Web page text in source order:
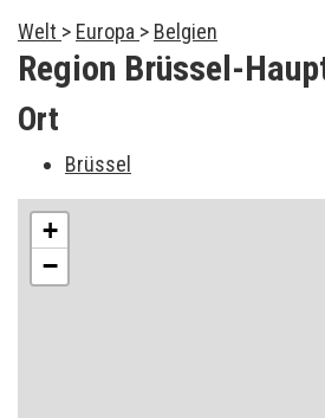
Welt > Europa > Belgien
Region Brüssel-
Ort
Brüssel
+
−